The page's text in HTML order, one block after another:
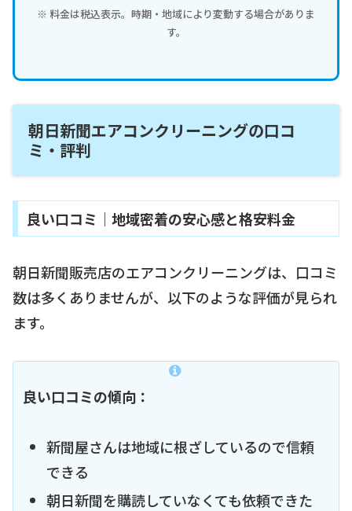
※ 料金は税込表示。時期・地域により変動する場合がありま
す。
朝日新聞エアコンクリーニングの口コ
ミ・評判
良い口コミ｜地域密着の安心感と格安料金
朝日新聞販売店のエアコンクリーニングは、口コミ
数は多くありませんが、以下のような評価が見られ
ます。
良い口コミの傾向：
新聞屋さんは地域に根ざしているので信頼
できる
朝日新聞を購読していなくても依頼できた